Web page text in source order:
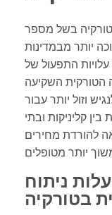
בשל מספר
יותר מבמדינות
התפעול של
הטורקית השקיעה
וזול יותר עבור
קליניקות ובתי
להורדת מחירים
ניתוח
בטורקיה